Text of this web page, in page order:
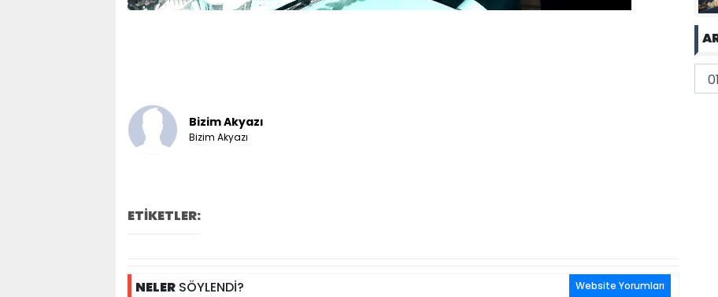
Bizim Akyazı
Bizim Akyazı
ETİKETLER:
NELER SÖYLENDİ? Website Yorumları